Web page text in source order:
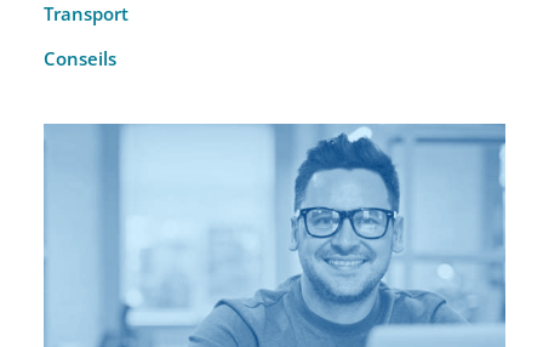
Transport
Conseils